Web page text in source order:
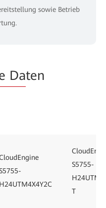
sowie Betrieb
Daten
H24UTM4X4Y2C
S5755-
T